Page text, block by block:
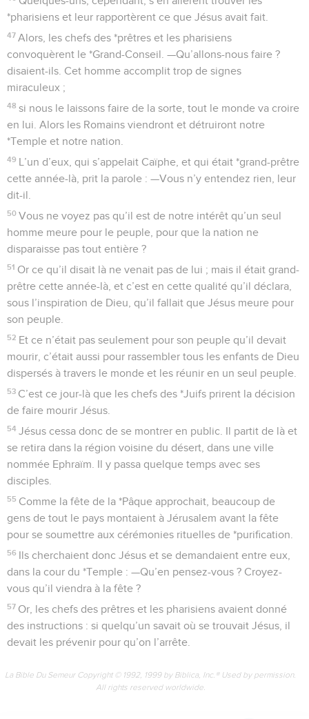
*pharisiens et leur rapportèrent ce que Jésus avait fait.
47 Alors, les chefs des *prêtres et les pharisiens
convoquèrent le *Grand-Conseil. —Qu’allons-nous faire ?
disaient-ils. Cet homme accomplit trop de signes
miraculeux ;
48 si nous le laissons faire de la sorte, tout le monde va croire
en lui. Alors les Romains viendront et détruiront notre
*Temple et notre nation.
49 L’un d’eux, qui s’appelait Caïphe, et qui était *grand-prêtre
cette année-là, prit la parole : —Vous n’y entendez rien, leur
dit-il.
50 Vous ne voyez pas qu’il est de notre intérêt qu’un seul
homme meure pour le peuple, pour que la nation ne
disparaisse pas tout entière ?
51 Or ce qu’il disait là ne venait pas de lui ; mais il était grand-
prêtre cette année-là, et c’est en cette qualité qu’il déclara,
sous l’inspiration de Dieu, qu’il fallait que Jésus meure pour
son peuple.
52 Et ce n’était pas seulement pour son peuple qu’il devait
mourir, c’était aussi pour rassembler tous les enfants de Dieu
dispersés à travers le monde et les réunir en un seul peuple.
53 C’est ce jour-là que les chefs des *Juifs prirent la décision
de faire mourir Jésus.
54 Jésus cessa donc de se montrer en public. Il partit de là et
se retira dans la région voisine du désert, dans une ville
nommée Ephraïm. Il y passa quelque temps avec ses
disciples.
55 Comme la fête de la *Pâque approchait, beaucoup de
gens de tout le pays montaient à Jérusalem avant la fête
pour se soumettre aux cérémonies rituelles de *purification.
56 Ils cherchaient donc Jésus et se demandaient entre eux,
dans la cour du *Temple : —Qu’en pensez-vous ? Croyez-
vous qu’il viendra à la fête ?
57 Or, les chefs des prêtres et les pharisiens avaient donné
des instructions : si quelqu’un savait où se trouvait Jésus, il
devait les prévenir pour qu’on l’arrête.
La Bible Du Semeur Copyright © 1992, 1999 by Biblica, Inc.® Used by permission.
All rights reserved worldwide.